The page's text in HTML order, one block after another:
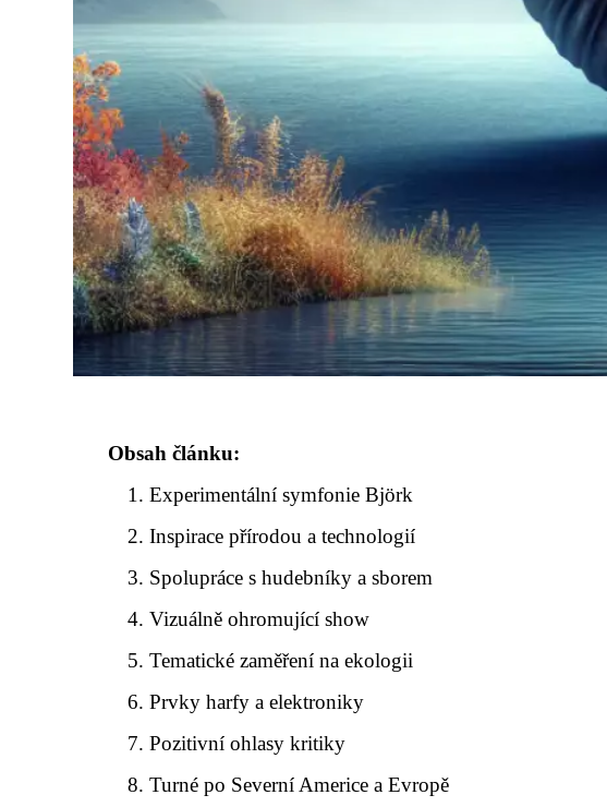
Obsah článku:
Experimentální symfonie Björk
Inspirace přírodou a technologií
Spolupráce s hudebníky a sborem
Vizuálně ohromující show
Tematické zaměření na ekologii
Prvky harfy a elektroniky
Pozitivní ohlasy kritiky
Turné po Severní Americe a Evropě